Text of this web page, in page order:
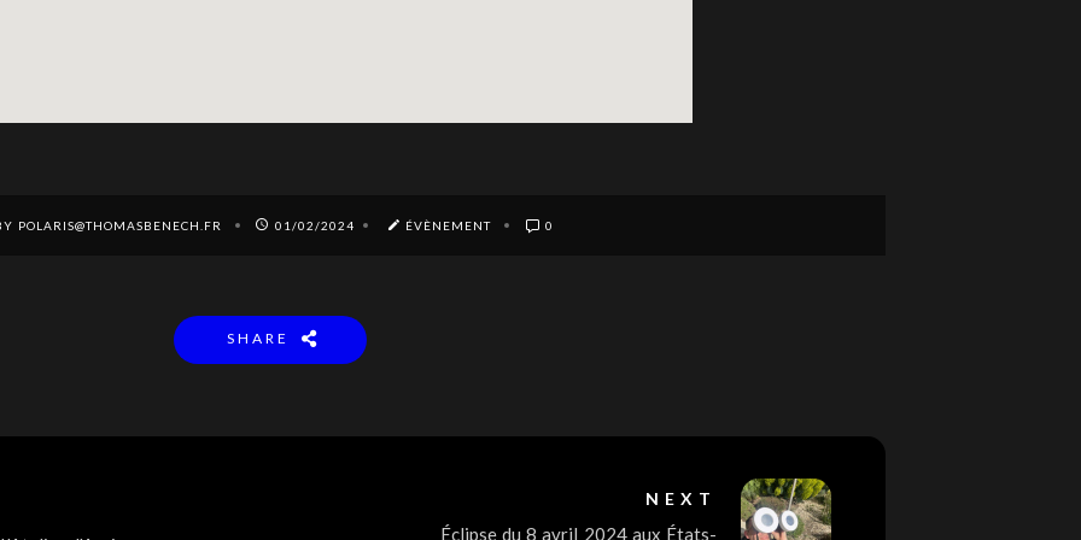
POLARIS@THOMASBENECH.FR 01/02/2024 ÉVÈNEMENT 0
SHARE
NEXT
Éclipse du 8 avril 2024 aux États-